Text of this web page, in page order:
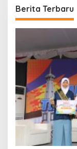
Berita Terbaru